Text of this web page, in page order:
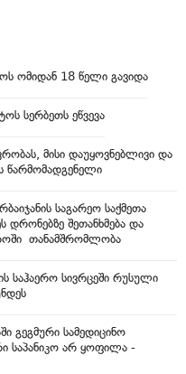
ომიდან 18 წელი გავიდა
სერბეთს ეწვევა
მისი დაუყოვნებლივი და
წარმომადგენელი
საგარეო საქმეთა
დრონებზე შეთანხმება და
თანამშრომლობა
საჰაერო სივრცეში რუსული
გეგმური სამედიცინო
საპანიკო არ ყოფილა -